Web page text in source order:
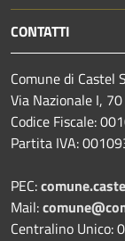
CONTATTI
Comune di Castel
Via Nazionale I,
Codice Fiscale:
Partita IVA:
PEC:
Mail:
Centralino Unico: